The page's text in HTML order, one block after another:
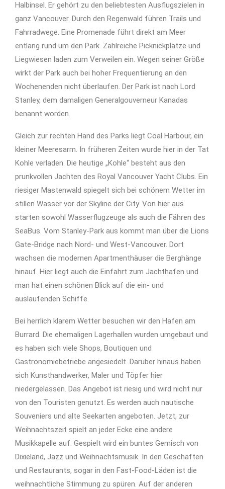
Halbinsel. Er gehört zu den beliebtesten Ausflugszielen in
ganz Vancouver. Durch den Regenwald führen Trails und
Fahrradwege. Eine Promenade führt direkt am Meer
entlang rund um den Park. Zahlreiche Picknickplätze und
Liegwiesen laden zum Verweilen ein. Wegen seiner Größe
wirkt der Park auch bei hoher Frequentierung an den
Wochenenden nicht überlaufen. Der Park ist nach Lord
Stanley, dem damaligen Generalgouverneur Kanadas
benannt worden.
Gleich zur rechten Hand des Parks liegt Coal Harbour, ein
kleiner Meeresarm. In früheren Zeiten wurde hier in der Tat
Kohle verladen. Die heutige „Kohle“ besteht aus den
prunkvollen Jachten des Royal Vancouver Yacht Clubs. Ein
riesiger Mastenwald spiegelt sich bei schönem Wetter im
stillen Wasser vor der Skyline der City. Von hier aus
starten sowohl Wasserflugzeuge als auch die Fähren des
SeaBus. Vom Stanley-Park aus kommt man über die Lions
Gate-Bridge nach Nord- und West-Vancouver. Dort
wachsen die modernen Apartmenthäuser die Berghänge
hinauf. Hier liegt auch die Einfahrt zum Jachthafen und
man hat einen schönen Blick auf die ein- und
auslaufenden Schiffe.
Bei herrlich klarem Wetter besuchen wir den Hafen am
Burrard. Die ehemaligen Lagerhallen wurden umgebaut und
es haben sich viele Shops, Boutiquen und
Gastronomiebetriebe angesiedelt. Darüber hinaus haben
sich Kunsthandwerker, Maler und Töpfer hier
niedergelassen. Das Angebot ist riesig und wird nicht nur
von den Touristen genutzt. Es werden auch nautische
Souveniers und alte Seekarten angeboten. Jetzt, zur
Weihnachtszeit spielt an jeder Ecke eine andere
Musikkapelle auf. Gespielt wird ein buntes Gemisch von
Dixieland, Jazz und Weihnachtsmusik. In den Geschäften
und Restaurants, sogar in den Fast-Food-Läden ist die
weihnachtliche Stimmung zu spüren. Auf der anderen